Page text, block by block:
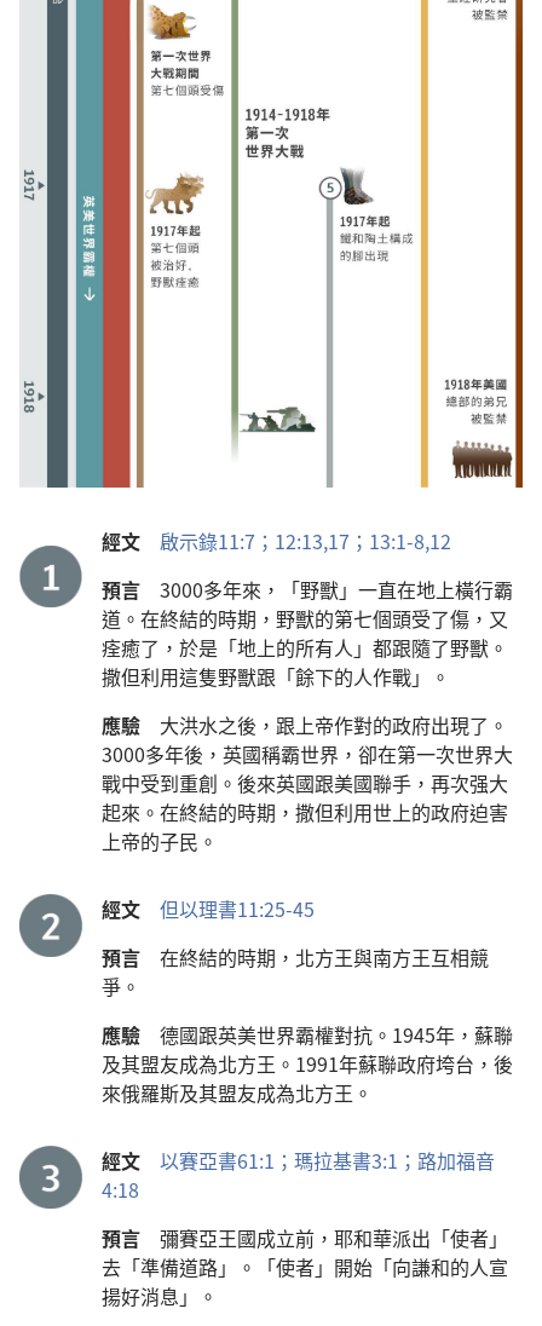
經文 啟示錄11:7； 12:13,17； 13:1-8,12
預言 3000多年來，「野獸」一直在地上橫行霸
道。在終結的時期，野獸的第七個頭受了傷，又
痊癒了，於是「地上的所有人」都跟隨了野獸。
撒但利用這隻野獸跟「餘下的人作戰」。
應驗 大洪水之後，跟上帝作對的政府出現了。
3000多年後，英國稱霸世界，卻在第一次世界大
戰中受到重創。後來英國跟美國聯手，再次强大
起來。在終結的時期，撒但利用世上的政府迫害
上帝的子民。
經文
但以理書11:25-45
預言 在終結的時期，北方王與南方王互相競
爭。
應驗 德國跟英美世界霸權對抗。1945年，蘇聯
及其盟友成為北方王。1991年蘇聯政府垮台，後
來俄羅斯及其盟友成為北方王。
經文 以賽亞書61:1； 瑪拉基書3:1； 路加福音
4:18
預言 彌賽亞王國成立前，耶和華派出「使者」
去「準備道路」。「使者」開始「向謙和的人宣
揚好消息」。